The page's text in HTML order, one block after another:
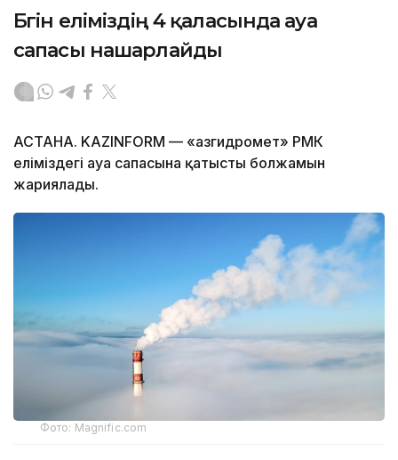
Бүгін еліміздің 4 қаласында ауа
сапасы нашарлайды
АСТАНА. KAZINFORM — «Қазгидромет» РМК
еліміздегі ауа сапасына қатысты болжамын
жариялады.
Фото: Magnific.com